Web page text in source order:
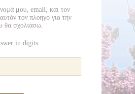
μου, email, και τον
τον πλοηγό για την
θα σχολιάσω.
in digits: